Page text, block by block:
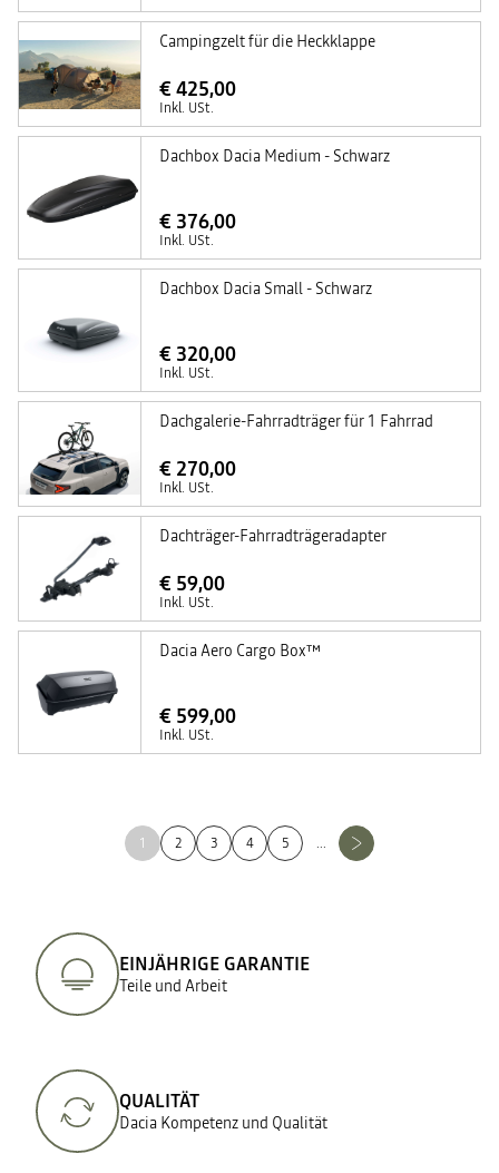
Campingzelt für die Heckklappe
€ 425,00
Inkl. USt.
Dachbox Dacia Medium - Schwarz
€ 376,00
Inkl. USt.
Dachbox Dacia Small - Schwarz
€ 320,00
Inkl. USt.
Dachgalerie-Fahrradträger für 1 Fahrrad
€ 270,00
Inkl. USt.
Dachträger-Fahrradträgeradapter
€ 59,00
Inkl. USt.
Dacia Aero Cargo Box™
€ 599,00
Inkl. USt.
1 2 3 4 5 ...
EINJÄHRIGE GARANTIE
Teile und Arbeit
QUALITÄT
Dacia Kompetenz und Qualität